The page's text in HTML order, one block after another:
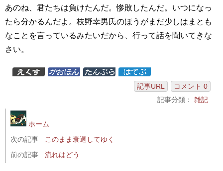
あのね、君たちは負けたんだ。惨敗したんだ。いつになっ
たら分かるんだよ。枝野幸男氏のほうがまだ少しはまとも
なことを言っているみたいだから、行って話を聞いてきな
さい。
記事URL
コメント 0
記事分類： 雑記
ホーム
次の記事
このまま衰退してゆく
前の記事
流れはどう